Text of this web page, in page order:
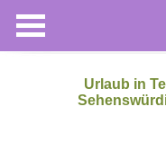
Urlaub in